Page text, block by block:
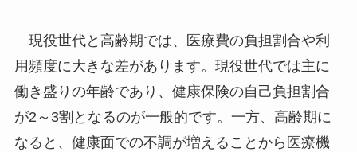
現役世代と高齢期では、医療費の負担割合や利
用頻度に大きな差があります。現役世代では主に
働き盛りの年齢であり、健康保険の自己負担割合
が2～3割となるのが一般的です。一方、高齢期に
なると、健康面での不調が増えることから医療機